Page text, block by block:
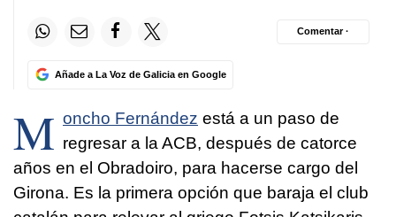
Añade a La Voz de Galicia en Google
Comentar ·
M oncho Fernández está a un paso de
regresar a la ACB, después de catorce
años en el Obradoiro, para hacerse cargo del
Girona. Es la primera opción que baraja el club